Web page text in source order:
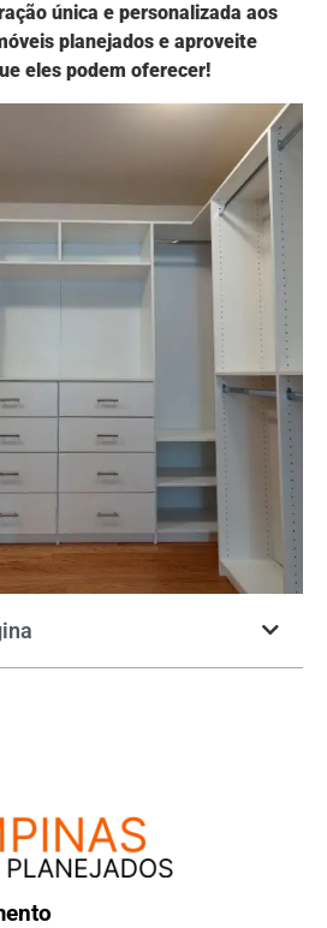
única e personalizada aos
planejados e aproveite
eles podem oferecer!